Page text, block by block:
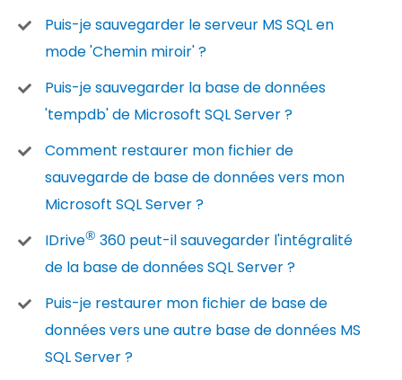
Puis-je sauvegarder le serveur MS SQL en
mode 'Chemin miroir' ?
Puis-je sauvegarder la base de données
'tempdb' de Microsoft SQL Server ?
Comment restaurer mon fichier de
sauvegarde de base de données vers mon
Microsoft SQL Server ?
IDrive® 360 peut-il sauvegarder l'intégralité
de la base de données SQL Server ?
Puis-je restaurer mon fichier de base de
données vers une autre base de données MS
SQL Server ?